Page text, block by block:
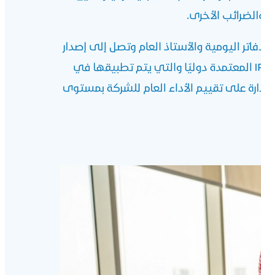
الأخرى.
اليومية والأستاذ العام وتصل إلى إصدار
القوائم المالية النهائية الميزانية العمومية، قائمة الدخل، قائمة التدفقات النقدية) وذلك طبقًا لمعايير IFRS المعتمدة دوليًا والتي يتم تطبيقها في
على تقييم الأداء العام للشركة بمستوى